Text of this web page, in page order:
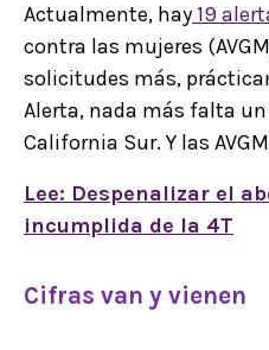
Actualmente, hay19
contra las mujeres
solicitudes más,
Alerta, nada más falta
California Sur. Y las
Lee: Despenalizar el
incumplida de la 4T
Cifras van y vienen